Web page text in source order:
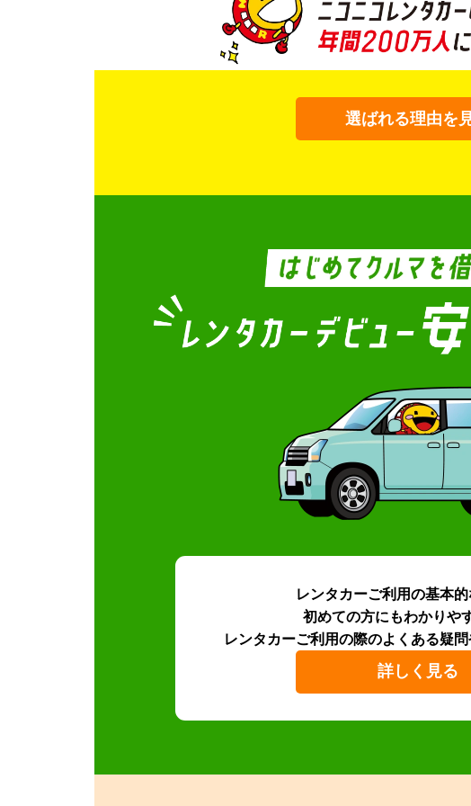
選ばれる理由を
レンタカーご利用の基本
初めての方にもわかりや
レンタカーご利用の際のよくある疑問
詳しく見る